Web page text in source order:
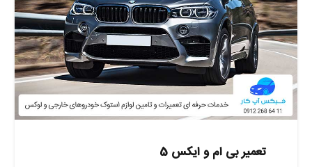
تعمیر بی ام و ایکس 5